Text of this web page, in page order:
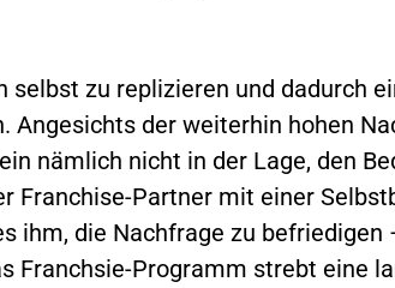
selbst zu replizieren und dadurch
Angesichts der weiterhin hohen
nämlich nicht in der Lage, den
Franchise-Partner mit einer
ihm, die Nachfrage zu befriedigen
Franchsie-Programm strebt eine